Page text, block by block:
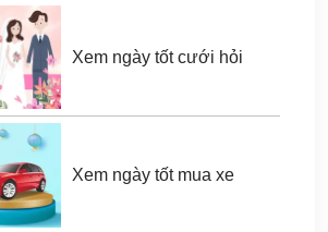
Xem ngày tốt cưới hỏi
Xem ngày tốt mua xe